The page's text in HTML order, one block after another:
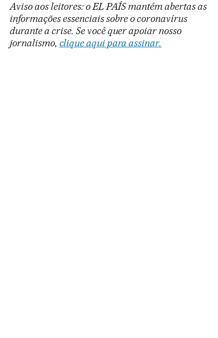
Aviso aos leitores: o EL PAÍS mantém abertas as
informações essenciais sobre o coronavírus
durante a crise. Se você quer apoiar nosso
jornalismo, clique aqui para assinar.